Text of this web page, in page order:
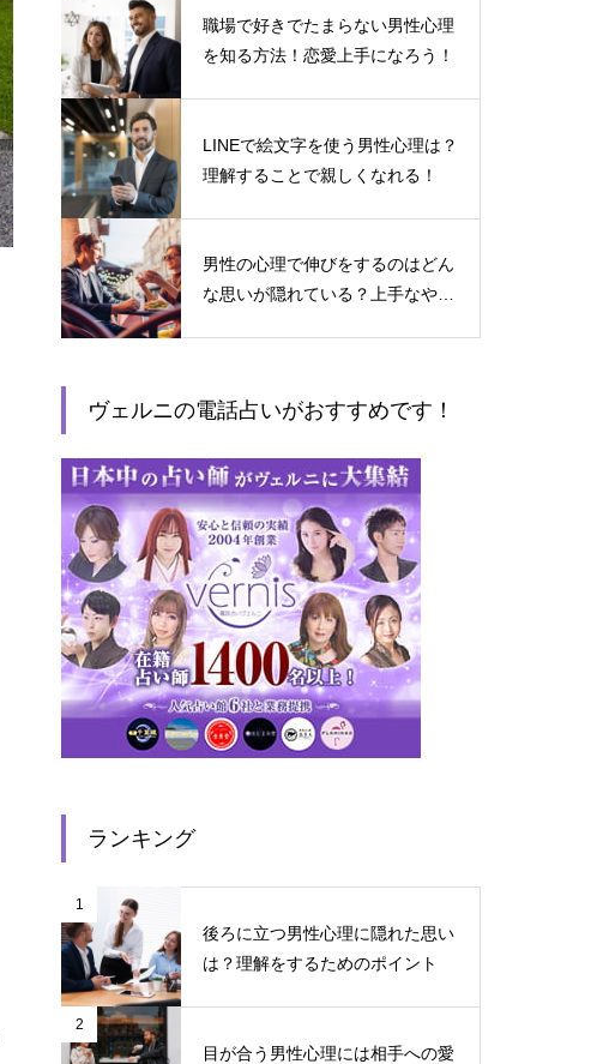
職場で好きでたまらない男性心理
を知る方法！恋愛上手になろう！
LINEで絵文字を使う男性心理は？
理解することで親しくなれる！
男性の心理で伸びをするのはどん
な思いが隠れている？上手なやり
ヴェルニの電話占いがおすすめです！
ランキング
1
後ろに立つ男性心理に隠れた思い
は？理解をするためのポイント
2
目が合う男性心理には相手への愛